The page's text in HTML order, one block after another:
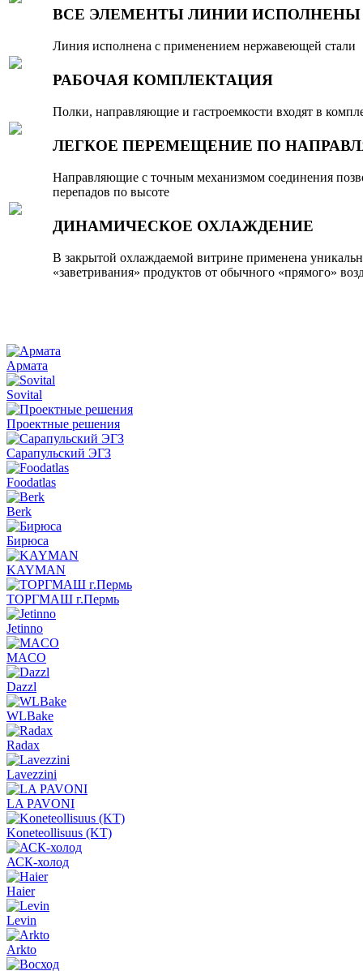
ВСЕ ЭЛЕМЕНТЫ ЛИНИИ
Линия исполнена с применением нержавеющей стали
РАБОЧАЯ КОМПЛЕКТАЦИЯ
Полки, направляющие и гастроемкости входят в
ЛЕГКОЕ ПЕРЕМЕЩЕНИЕ ПО
Направляющие с точным механизмом соединения
перепадов по высоте
ДИНАМИЧЕСКОЕ ОХЛАЖДЕНИЕ
В закрытой охлаждаемой витрине применена
«заветривания» продуктов от обычного «прямого»
Армата
Sovital
Проектные решения
Сарапульский ЭГЗ
Foodatlas
Berk
Бирюса
KAYMAN
ТОРГМАШ г.Пермь
Jetinno
MACO
Dazzl
WLBake
Radax
Lavezzini
LA PAVONI
Koneteollisuus (KT)
АСК-холод
Haier
Levin
Arkto